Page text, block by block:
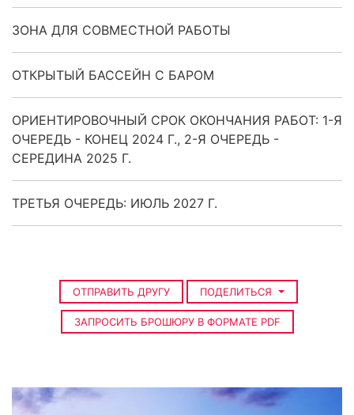
ЗОНА ДЛЯ СОВМЕСТНОЙ РАБОТЫ
ОТКРЫТЫЙ БАССЕЙН С БАРОМ
ОРИЕНТИРОВОЧНЫЙ СРОК ОКОНЧАНИЯ РАБОТ: 1-Я
ОЧЕРЕДЬ - КОНЕЦ 2024 Г., 2-Я ОЧЕРЕДЬ -
СЕРЕДИНА 2025 Г.
ТРЕТЬЯ ОЧЕРЕДЬ: ИЮЛЬ 2027 Г.
ОТПРАВИТЬ ДРУГУ ПОДЕЛИТЬСЯ
ЗАПРОСИТЬ БРОШЮРУ В ФОРМАТЕ PDF